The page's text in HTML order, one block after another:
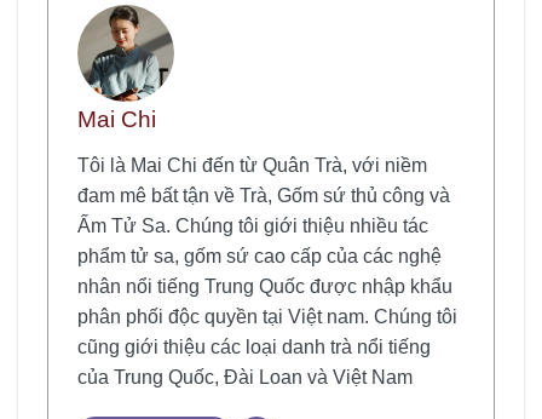
Mai Chi
Tôi là Mai Chi đến từ Quân Trà, với niềm
đam mê bất tận về Trà, Gốm sứ thủ công và
Ấm Tử Sa. Chúng tôi giới thiệu nhiều tác
phẩm tử sa, gốm sứ cao cấp của các nghệ
nhân nổi tiếng Trung Quốc được nhập khẩu
phân phối độc quyền tại Việt nam. Chúng tôi
cũng giới thiệu các loại danh trà nổi tiếng
của Trung Quốc, Đài Loan và Việt Nam